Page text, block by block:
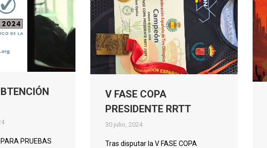
PRUEBAS
V FASE COPA
PRESIDENTE RRTT
30 julio, 2024
Tras disputar la V FASE COPA